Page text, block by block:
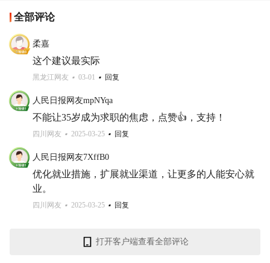
全部评论
柔嘉
这个建议最实际
黑龙江网友 03-01 回复
人民日报网友mpNYqa
不能让35岁成为求职的焦虑，点赞👍，支持！
四川网友 2025-03-25 回复
人民日报网友7XffB0
优化就业措施，扩展就业渠道，让更多的人能安心就
业。
四川网友 2025-03-25 回复
打开客户端查看全部评论